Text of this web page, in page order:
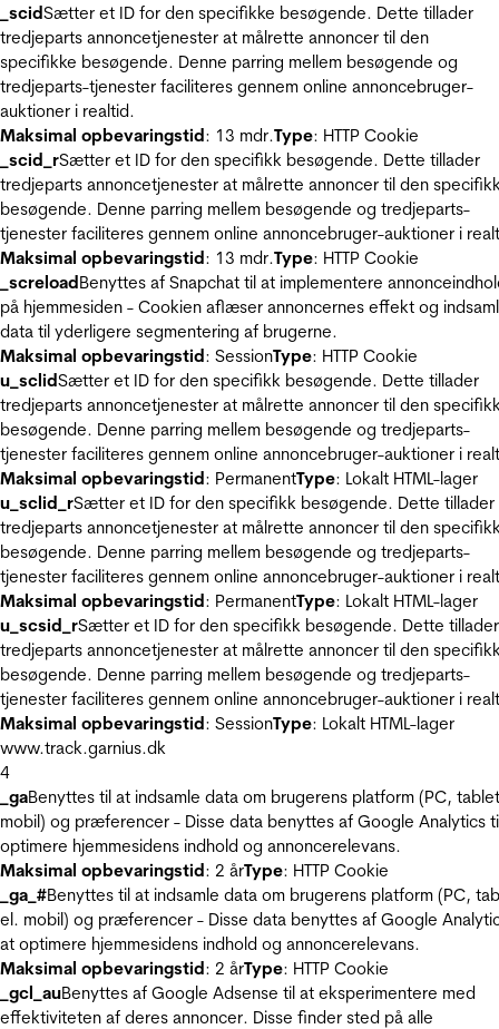
_scidSætter et ID for den specifikke besøgende. Dette tillader
tredjeparts annoncetjenester at målrette annoncer til den
specifikke besøgende. Denne parring mellem besøgende og
tredjeparts-tjenester faciliteres gennem online annoncebruger-
auktioner i realtid.
Maksimal opbevaringstid: 13 mdr.Type: HTTP Cookie
_scid_rSætter et ID for den specifikk besøgende. Dette tillader
tredjeparts annoncetjenester at målrette annoncer til den
besøgende. Denne parring mellem besøgende og tredjeparts-
tjenester faciliteres gennem online annoncebruger-auktioner i
Maksimal opbevaringstid: 13 mdr.Type: HTTP Cookie
_screloadBenyttes af Snapchat til at implementere
på hjemmesiden - Cookien aflæser annoncernes effekt og
data til yderligere segmentering af brugerne.
Maksimal opbevaringstid: SessionType: HTTP Cookie
u_sclidSætter et ID for den specifikk besøgende. Dette tillader
tredjeparts annoncetjenester at målrette annoncer til den
besøgende. Denne parring mellem besøgende og tredjeparts-
tjenester faciliteres gennem online annoncebruger-auktioner i
Maksimal opbevaringstid: PermanentType: Lokalt HTML-lager
u_sclid_rSætter et ID for den specifikk besøgende. Dette tillader
tredjeparts annoncetjenester at målrette annoncer til den
besøgende. Denne parring mellem besøgende og tredjeparts-
tjenester faciliteres gennem online annoncebruger-auktioner i
Maksimal opbevaringstid: PermanentType: Lokalt HTML-lager
u_scsid_rSætter et ID for den specifikk besøgende. Dette tillader
tredjeparts annoncetjenester at målrette annoncer til den
besøgende. Denne parring mellem besøgende og tredjeparts-
tjenester faciliteres gennem online annoncebruger-auktioner i
Maksimal opbevaringstid: SessionType: Lokalt HTML-lager
www.track.garnius.dk
4
_gaBenyttes til at indsamle data om brugerens platform (PC,
mobil) og præferencer - Disse data benyttes af Google Analytics
optimere hjemmesidens indhold og annoncerelevans.
Maksimal opbevaringstid: 2 årType: HTTP Cookie
_ga_#Benyttes til at indsamle data om brugerens platform (PC,
el. mobil) og præferencer - Disse data benyttes af Google
at optimere hjemmesidens indhold og annoncerelevans.
Maksimal opbevaringstid: 2 årType: HTTP Cookie
_gcl_auBenyttes af Google Adsense til at eksperimentere med
effektiviteten af deres annoncer. Disse finder sted på alle